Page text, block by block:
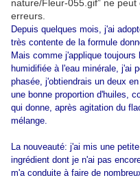
Depuis quelques mois, j'ai
très contente de la formule
Mais comme j'applique
humidifiée à l'eau minérale, j'ai
phasée, j'obtiendrais un deux
une bonne proportion d'huiles,
qui donne, après agitation du
mélange.
La nouveauté: j'ai mis une
ingrédient dont je n'ai pas
m'a conduite à faire de